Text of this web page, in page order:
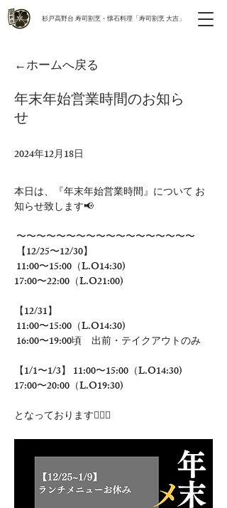
​杉戸高野台 寿司割烹・懐石料理「寿司割烹 大吉」
←ホームへ戻る
年末年始営業時間のお知ら
せ
2024年12月18日
本日は、『年末年始営業時間』について お
知らせ致します📢
〜〜〜〜〜〜〜〜〜〜〜〜〜〜〜〜〜〜
【12/25〜12/30】
11:00〜15:00（L.O14:30)
17:00〜22:00（L.O21:00)
【12/31】
11:00〜15:00（L.O14:30)
16:00〜19:00頃　出前・テイクアウトのみ
【1/1〜1/3】 11:00〜15:00（L.O14:30)
17:00〜20:00（L.O19:30)
となっております🙇🏻‍♂️